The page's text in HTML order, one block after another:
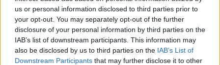
us or personal information disclosed to third parties prior to
your opt-out. You may separately opt-out of the further
disclosure of your personal information by third parties on the
IAB’s list of downstream participants. This information may
also be disclosed by us to third parties on the IAB’s List of
Downstream Participants that may further disclose it to other
Ξεκινά τη Δευτέρα 23
Μαρτίου η δίκη για τα Τέμπη
με 36 κατηγορούμενους και
πάνω από 350 μάρτυρες
18:11 | 20/03/2026